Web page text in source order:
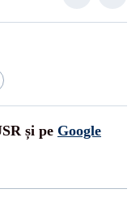
și pe Google